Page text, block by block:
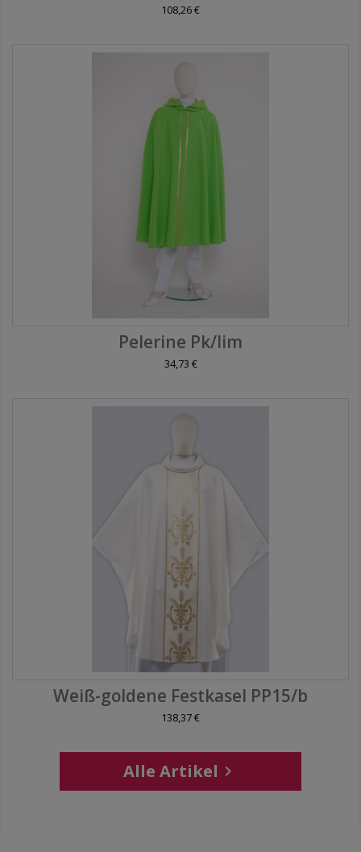
108,26 €
Pelerine Pk/lim
34,73 €
Weiß-goldene Festkasel PP15/b
138,37 €
Alle Artikel 